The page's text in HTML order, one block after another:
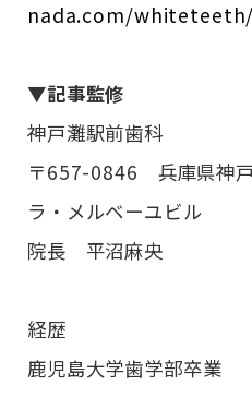
nada.com/whiteteeth/
▼記事監修
神戸灘駅前歯科
〒657-0846 兵庫県神
ラ・メルベーユビル
院長 平沼麻央
経歴
鹿児島大学歯学部卒業